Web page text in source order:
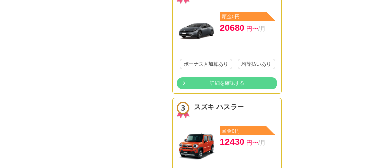
頭金0円
20680 円〜/月
ボーナス月加算あり 均等払いあり
詳細を確認する
スズキ ハスラー
頭金0円
12430 円〜/月